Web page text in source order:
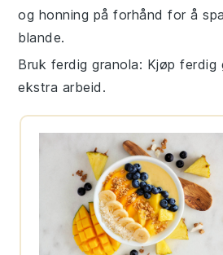
og honning på forhånd for å
blande.
Bruk ferdig granola: Kjøp ferdig
ekstra arbeid.